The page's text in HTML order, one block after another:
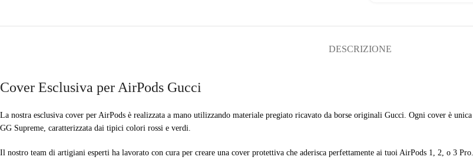
DESCRIZIONE
Cover Esclusiva per AirPods Gucci
La nostra esclusiva cover per AirPods è realizzata a mano utilizzando materiale pregiato ricavato da borse originali Gucci. Ogni cover è
GG Supreme, caratterizzata dai tipici colori rossi e verdi.
Il nostro team di artigiani esperti ha lavorato con cura per creare una cover protettiva che aderisca perfettamente ai tuoi AirPods 1, 2, o 3